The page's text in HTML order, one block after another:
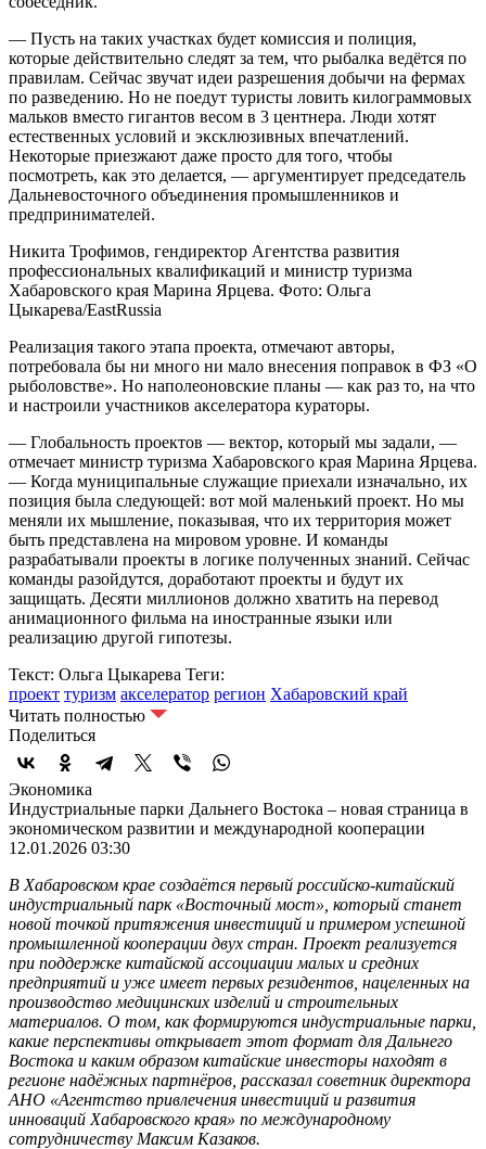
— Пусть на таких участках будет комиссия и полиция,
которые действительно следят за тем, что рыбалка ведётся по
правилам. Сейчас звучат идеи разрешения добычи на фермах
по разведению. Но не поедут туристы ловить килограммовых
мальков вместо гигантов весом в 3 центнера. Люди хотят
естественных условий и эксклюзивных впечатлений.
Некоторые приезжают даже просто для того, чтобы
посмотреть, как это делается, — аргументирует председатель
Дальневосточного объединения промышленников и
предпринимателей.
Никита Трофимов, гендиректор Агентства развития
профессиональных квалификаций и министр туризма
Хабаровского края Марина Ярцева. Фото: Ольга
Цыкарева/EastRussia
Реализация такого этапа проекта, отмечают авторы,
потребовала бы ни много ни мало внесения поправок в ФЗ «О
рыболовстве». Но наполеоновские планы — как раз то, на что
и настроили участников акселератора кураторы.
— Глобальность проектов — вектор, который мы задали, —
отмечает министр туризма Хабаровского края Марина Ярцева.
— Когда муниципальные служащие приехали изначально, их
позиция была следующей: вот мой маленький проект. Но мы
меняли их мышление, показывая, что их территория может
быть представлена на мировом уровне. И команды
разрабатывали проекты в логике полученных знаний. Сейчас
команды разойдутся, доработают проекты и будут их
защищать. Десяти миллионов должно хватить на перевод
анимационного фильма на иностранные языки или
реализацию другой гипотезы.
Текст: Ольга Цыкарева Теги:
проект туризм акселератор регион Хабаровский край
Читать полностью
Поделиться
Экономика
Индустриальные парки Дальнего Востока – новая страница в
экономическом развитии и международной кооперации
12.01.2026 03:30
В Хабаровском крае создаётся первый российско-китайский
индустриальный парк «Восточный мост», который станет
новой точкой притяжения инвестиций и примером успешной
промышленной кооперации двух стран. Проект реализуется
при поддержке китайской ассоциации малых и средних
предприятий и уже имеет первых резидентов, нацеленных на
производство медицинских изделий и строительных
материалов. О том, как формируются индустриальные парки,
какие перспективы открывает этот формат для Дальнего
Востока и каким образом китайские инвесторы находят в
регионе надёжных партнёров, рассказал советник директора
АНО «Агентство привлечения инвестиций и развития
инноваций Хабаровского края» по международному
сотрудничеству Максим Казаков.